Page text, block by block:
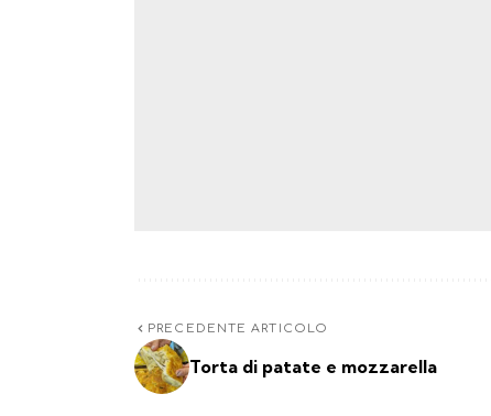
PRECEDENTE ARTICOLO
Torta di patate e mozzarella